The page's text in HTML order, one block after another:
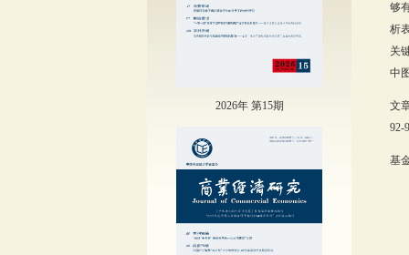
2026年 第15期
够
析
关
中
文
92-
基